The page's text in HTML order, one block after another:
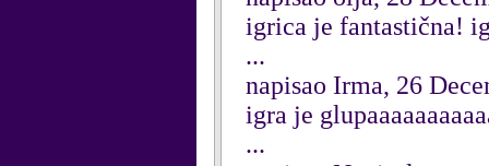
igrica je fantastična!
...
napisao Irma, 26
igra je
...